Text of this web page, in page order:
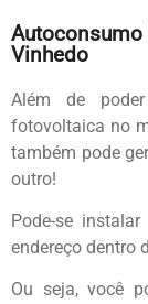
Autoconsumo
Vinhedo
Além de
fotovoltaica no
também pode
outro!
Pode-se
endereço dentro
Ou seja, você